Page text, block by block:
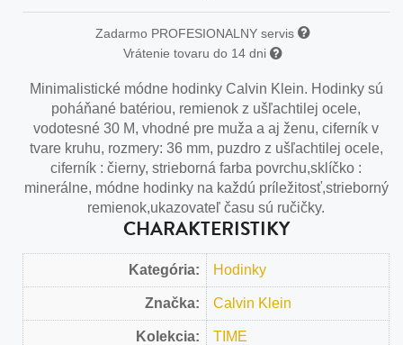
Zadarmo PROFESIONALNY servis
Vrátenie tovaru do 14 dni
Minimalistické módne hodinky Calvin Klein. Hodinky sú
poháňané batériou, remienok z ušľachtilej ocele,
vodotesné 30 M, vhodné pre muža a aj ženu, ciferník v
tvare kruhu, rozmery: 36 mm, puzdro z ušľachtilej ocele,
ciferník : čierny, strieborná farba povrchu,sklíčko :
minerálne, módne hodinky na každú príležitosť,strieborný
remienok,ukazovateľ času sú ručičky.
CHARAKTERISTIKY
Kategória: Hodinky
Značka: Calvin Klein
Kolekcia: TIME